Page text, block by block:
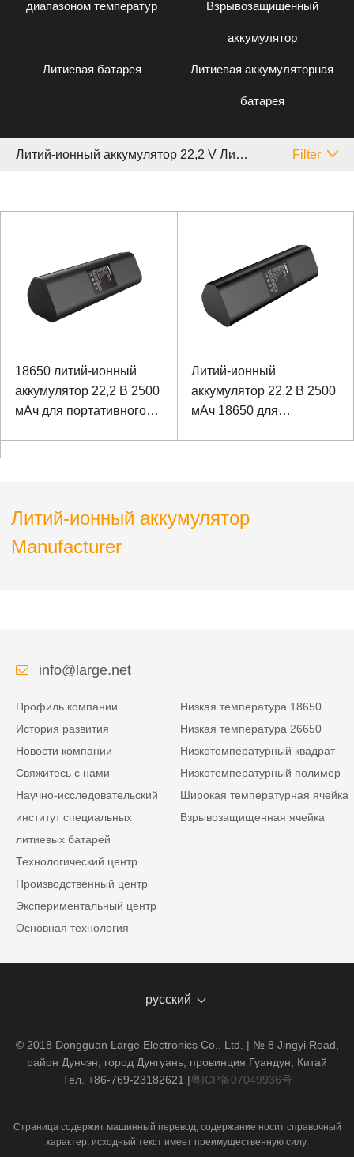
диапазоном температур Взрывозащищенный
аккумулятор
Литиевая батарея Литиевая аккумуляторная
батарея
Литий-ионный аккумулятор 22,2 V Лишен Filter
18650 литий-ионный
аккумулятор 22,2 В 2500
мАч для портативного
Литий-ионный
аккумулятор 22,2 В 2500
мАч 18650 для
Литий-ионный аккумулятор
Manufacturer
info@large.net
Профиль компании
История развития
Новости компании
Свяжитесь с нами
Научно-исследовательский
институт специальных
литиевых батарей
Технологический центр
Производственный центр
Экспериментальный центр
Основная технология
Низкая температура 18650
Низкая температура 26650
Низкотемпературный квадрат
Низкотемпературный полимер
Широкая температурная ячейка
Взрывозащищенная ячейка
русский
© 2018 Dongguan Large Electronics Co., Ltd. | № 8 Jingyi Road,
район Дунчэн, город Дунгуань, провинция Гуандун, Китай
Тел. +86-769-23182621 |粤ICP备07049936号
Страница содержит машинный перевод, содержание носит справочный
характер, исходный текст имеет преимущественную силу.